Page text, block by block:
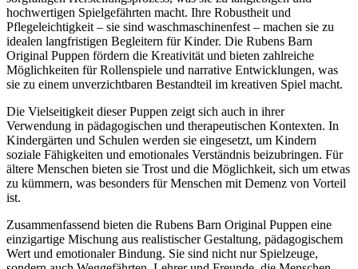
hochwertigen Spielgefährten macht. Ihre Robustheit und
Pflegeleichtigkeit – sie sind waschmaschinenfest – machen sie zu
idealen langfristigen Begleitern für Kinder. Die Rubens Barn
Original Puppen fördern die Kreativität und bieten zahlreiche
Möglichkeiten für Rollenspiele und narrative Entwicklungen, was
sie zu einem unverzichtbaren Bestandteil im kreativen Spiel macht.
Die Vielseitigkeit dieser Puppen zeigt sich auch in ihrer
Verwendung in pädagogischen und therapeutischen Kontexten. In
Kindergärten und Schulen werden sie eingesetzt, um Kindern
soziale Fähigkeiten und emotionales Verständnis beizubringen. Für
ältere Menschen bieten sie Trost und die Möglichkeit, sich um etwas
zu kümmern, was besonders für Menschen mit Demenz von Vorteil
ist.
Zusammenfassend bieten die Rubens Barn Original Puppen eine
einzigartige Mischung aus realistischer Gestaltung, pädagogischem
Wert und emotionaler Bindung. Sie sind nicht nur Spielzeuge,